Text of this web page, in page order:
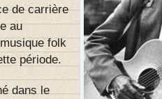
de carrière
au
folk
période.
dans le